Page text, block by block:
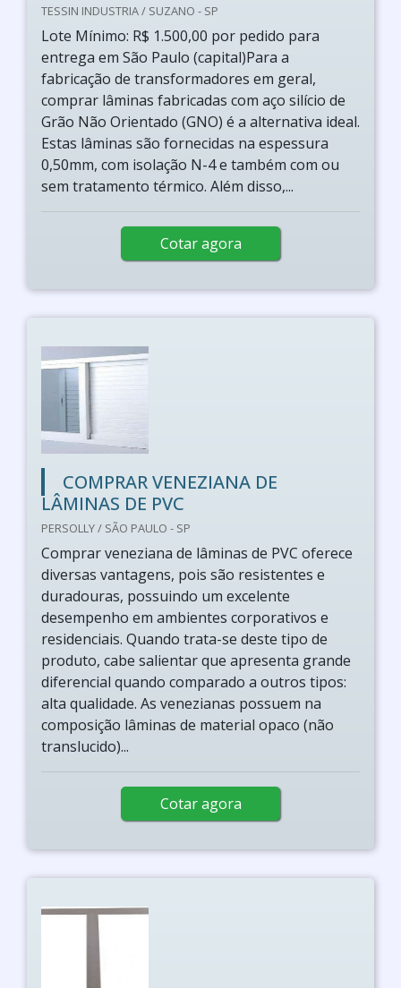
TESSIN INDUSTRIA / SUZANO - SP
Lote Mínimo: R$ 1.500,00 por pedido para
entrega em São Paulo (capital)Para a
fabricação de transformadores em geral,
comprar lâminas fabricadas com aço silício de
Grão Não Orientado (GNO) é a alternativa ideal.
Estas lâminas são fornecidas na espessura
0,50mm, com isolação N-4 e também com ou
sem tratamento térmico. Além disso,...
Cotar agora
COMPRAR VENEZIANA DE
LÂMINAS DE PVC
PERSOLLY / SÃO PAULO - SP
Comprar veneziana de lâminas de PVC oferece
diversas vantagens, pois são resistentes e
duradouras, possuindo um excelente
desempenho em ambientes corporativos e
residenciais. Quando trata-se deste tipo de
produto, cabe salientar que apresenta grande
diferencial quando comparado a outros tipos:
alta qualidade. As venezianas possuem na
composição lâminas de material opaco (não
translucido)...
Cotar agora